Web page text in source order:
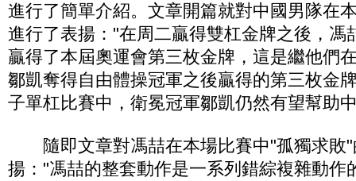
進行了簡單介紹。文章開篇就對中國男隊在
進行了表揚："在周二贏得雙杠金牌之後，馮
贏得了本屆奧運會第三枚金牌，這是繼他們
鄒凱奪得自由體操冠軍之後贏得的第三枚金
子單杠比賽中，衛冕冠軍鄒凱仍然有望幫助
隨即文章對馮喆在本場比賽中"孤獨求敗"
揚："馮喆的整套動作是一系列錯綜複雜動作